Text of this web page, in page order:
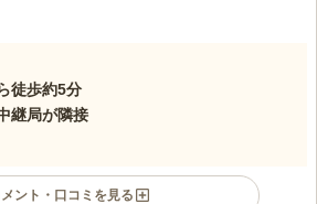
徒歩約5分
継局が隣接
メント・口コミを見る